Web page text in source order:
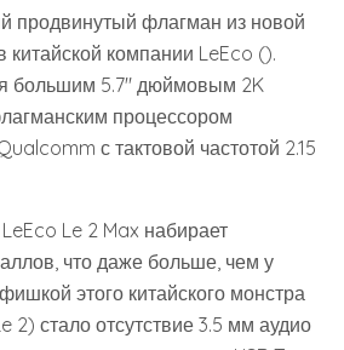
продвинутый флагман из новой
компании LeEco ().
большим 5.7″ дюймовым 2K
процессором
с тактовой частотой 2.15
Le 2 Max набирает
что даже больше, чем у
этого китайского монстра
2) стало отсутствие 3.5 мм аудио